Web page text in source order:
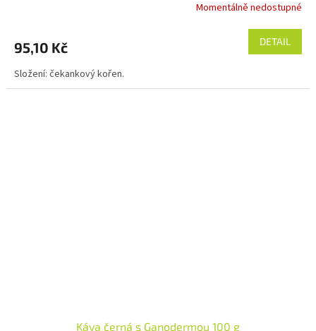
Momentálně nedostupné
95,10 Kč DETAIL
Složení: čekankový kořen.
Káva černá s Ganodermou 100 g